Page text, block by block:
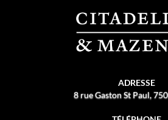
ADRESSE
8 rue Gaston St Paul,